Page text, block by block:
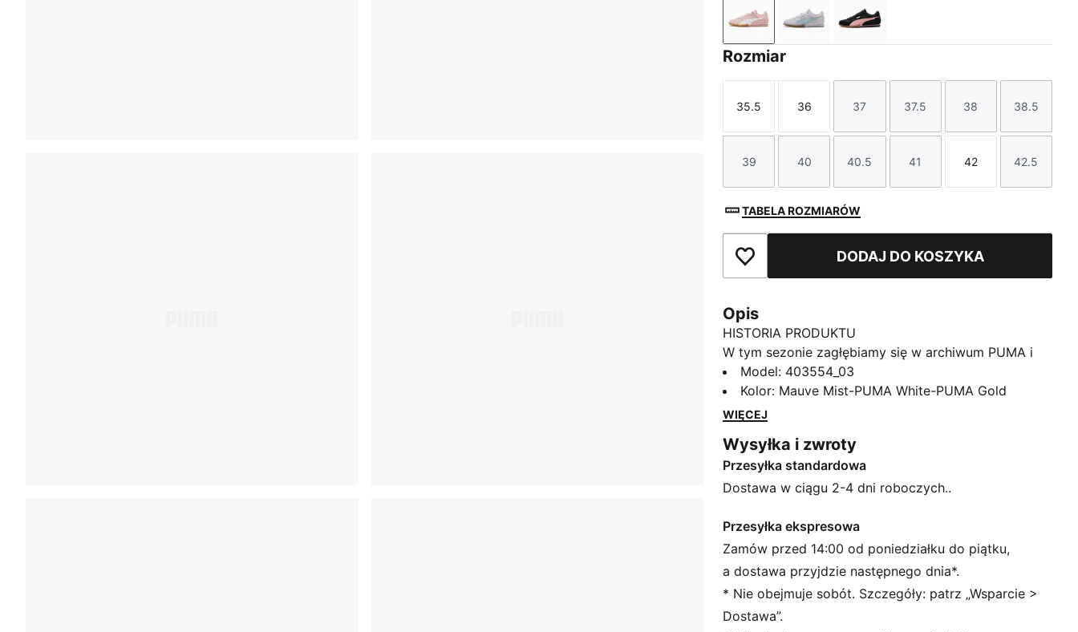
Mauve Mist-PUMA White-PUMA Gold
Lavender Pop-Seafoam
PUMA Black-Rosy Outlook
Rozmiar
Rozmiar
35.5
Rozmiar
36
Rozmiar
37
Rozmiar
37.5
Rozmiar
38
Rozmiar
38.5
Rozmiar
39
Rozmiar
40
Rozmiar
40.5
Rozmiar
41
Rozmiar
42
Rozmiar
42.5
TABELA ROZMIARÓW
Dodaj do ulubionychDODAJ DO KOSZYKA
Opis
HISTORIA PRODUKTU
W tym sezonie zagłębiamy się w archiwum PUMA i
przywracamy klasykę. Poznaj model Bella – prosty,
elegancki i zawsze w dobrym stylu. Dzięki swojemu
charakterystycznemu wyglądowi model Bella jest
jesteś fanem ponadczasowej uniwersalności, czy
chcesz być trendy, Bella pasuje do wyglądu dzięki
eleganckiej cholewce, modnej niskoprofilowej
się na tle innych.
CECHY + KORZYŚCI
SOFTFOAM+: wygodna wkładka wewnętrzna
zapewniająca miękką amortyzację dzięki bardzo
grubej pięcie
SZCZEGÓŁY
Model: 403554_03
Kolor: Mauve Mist-PUMA White-PUMA Gold
WIĘCEJ
Wysyłka i zwroty
Przesyłka standardowa
Dostawa w ciągu 2-4 dni roboczych..
Przesyłka ekspresowa
Zamów przed 14:00 od poniedziałku do piątku,
a dostawa przyjdzie następnego dnia*.
* Nie obejmuje sobót. Szczegóły: patrz „Wsparcie >
Dostawa”.